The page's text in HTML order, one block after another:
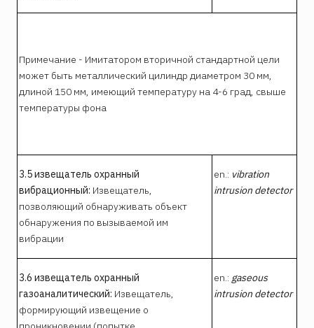
Примечание - Имитатором вторичной стандартной цели
может быть металлический цилиндр диаметром 30 мм,
длиной 150 мм, имеющий температуру на 4-6 град, свыше
температуры фона
3.5 извещатель охранный
вибрационный: Извещатель,
позволяющий обнаруживать объект
обнаружения по вызываемой им
вибрации
en.: vibration
intrusion detector
3.6 извещатель охранный
газоаналитический: Извещатель,
формирующий извещение о
en.: gaseous
intrusion detector